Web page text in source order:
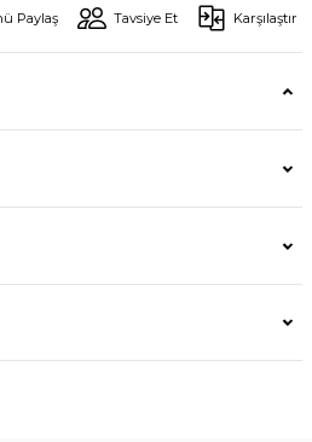
Paylaş Tavsiye Et Karşılaştır